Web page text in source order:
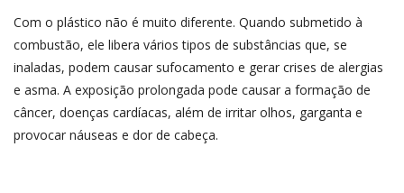
Com o plástico não é muito diferente. Quando submetido à
combustão, ele libera vários tipos de substâncias que, se
inaladas, podem causar sufocamento e gerar crises de alergias
e asma. A exposição prolongada pode causar a formação de
câncer, doenças cardíacas, além de irritar olhos, garganta e
provocar náuseas e dor de cabeça.